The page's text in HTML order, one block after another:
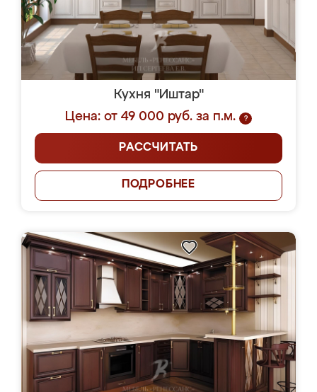
Кухня "Иштар"
Цена: от 49 000 руб. за п.м.
?
РАССЧИТАТЬ
ПОДРОБНЕЕ